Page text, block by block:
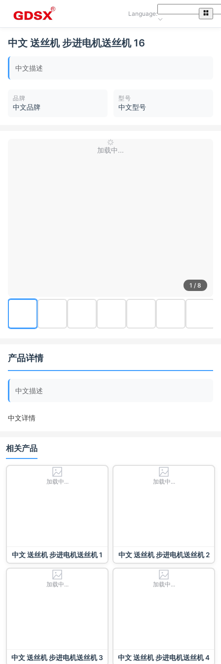
Language:
中文 送丝机 步进电机送丝机 16
中文描述
品牌
中文品牌
型号
中文型号
加载中...
1 / 8
产品详情
中文描述
中文详情
相关产品
加载中...
中文 送丝机 步进电机送丝机 1
加载中...
中文 送丝机 步进电机送丝机 2
加载中...
中文 送丝机 步进电机送丝机 3
加载中...
中文 送丝机 步进电机送丝机 4